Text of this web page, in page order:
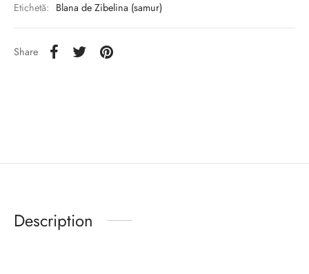
Etichetă: Blana de Zibelina (samur)
Share
Description